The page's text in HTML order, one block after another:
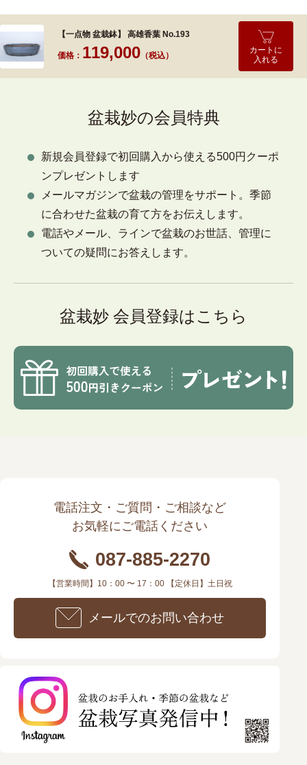
【一点物 盆栽鉢】 高雄香葉 No.193
価格： 119,000 （税込）
カートに
入れる
盆栽妙の会員特典
新規会員登録で初回購入から使える500円クーポ
ンプレゼントします
メールマガジンで盆栽の管理をサポート。季節
に合わせた盆栽の育て方をお伝えします。
電話やメール、ラインで盆栽のお世話、管理に
ついての疑問にお答えします。
盆栽妙 会員登録はこちら
電話注文・ご質問・ご相談など
お気軽にご電話ください
087-885-2270
【営業時間】10：00 〜 17：00 【定休日】土日祝
メールでのお問い合わせ